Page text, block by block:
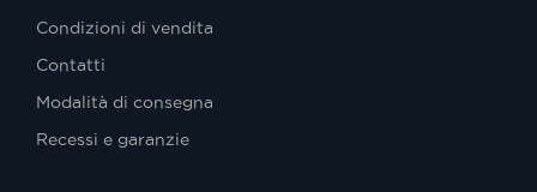
Condizioni di vendita
Contatti
Modalità di consegna
Recessi e garanzie